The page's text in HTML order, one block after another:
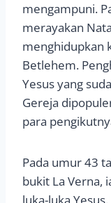
mengampuni.
merayakan
menghidupkan
Betlehem.
Yesus yang
Gereja
para
Pada umur 43
bukit La Verna,